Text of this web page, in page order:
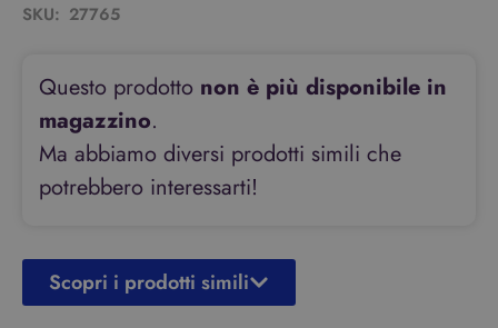
SKU: 27765
Questo prodotto non è più disponibile in
magazzino.
Ma abbiamo diversi prodotti simili che
potrebbero interessarti!
Scopri i prodotti simili